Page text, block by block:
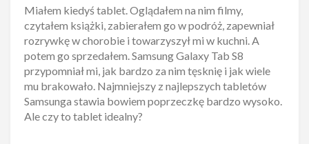
Miałem kiedyś tablet. Oglądałem na nim filmy,
czytałem książki, zabierałem go w podróż, zapewniał
rozrywkę w chorobie i towarzyszył mi w kuchni. A
potem go sprzedałem. Samsung Galaxy Tab S8
przypomniał mi, jak bardzo za nim tęsknię i jak wiele
mu brakowało. Najmniejszy z najlepszych tabletów
Samsunga stawia bowiem poprzeczkę bardzo wysoko.
Ale czy to tablet idealny?